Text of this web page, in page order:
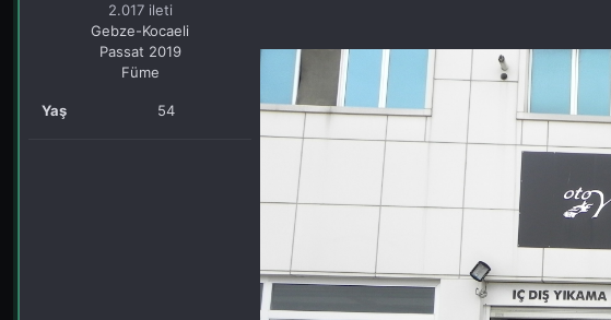
2.017 ileti
Gebze-Kocaeli
Passat 2019
Füme
Yaş 54